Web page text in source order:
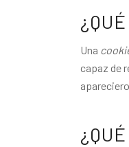
Una
capaz de